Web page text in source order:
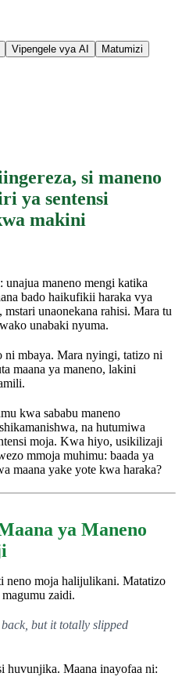
Vipengele vya AI
Matumizi
si maneno
ya sentensi
makini
maneno mengi katika
bado haikufikii haraka vya
unaonekana rahisi. Mara tu
unabaki nyuma.
mbaya. Mara nyingi, tatizo ni
maana ya maneno, lakini
kwa sababu maneno
na hutumiwa
moja. Kwa hiyo, usikilizaji
mmoja muhimu: baada ya
maana yake yote kwa haraka?
ya Maneno
neno moja halijulikani. Matatizo
zaidi.
but it totally slipped
huvunjika. Maana inayofaa ni: